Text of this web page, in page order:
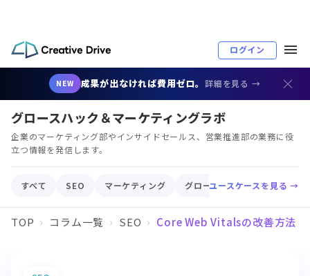
NEW 成果が出なければ費用ゼロ。 詳細を見る → ×
グロースハック＆マーケティングラボ
立つ情報を発信します。
すべて SEO
TOP コラム一覧 SEO Core Web Vitalsの改善方法｜